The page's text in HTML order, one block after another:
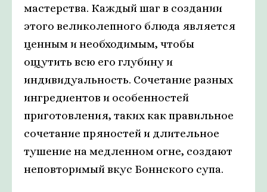
мастерства. Каждый шаг в создании
этого великолепного блюда является
ценным и необходимым, чтобы
ощутить всю его глубину и
индивидуальность. Сочетание разных
ингредиентов и особенностей
приготовления, таких как правильное
сочетание пряностей и длительное
тушение на медленном огне, создают
неповторимый вкус Боннского супа.